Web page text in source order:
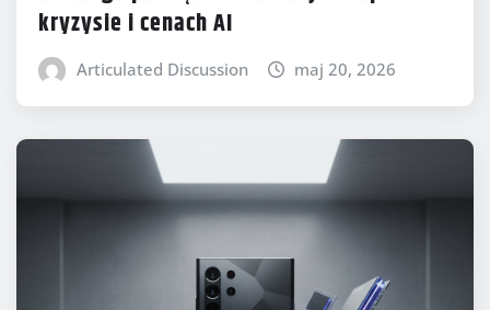
kryzysie i cenach AI
Articulated Discussion maj 20, 2026